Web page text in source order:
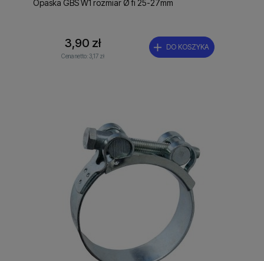
Opaska GBS W1 rozmiar Ø fi 25-27mm
3,90 zł
Cena netto:3,17 zł
DO KOSZYKA